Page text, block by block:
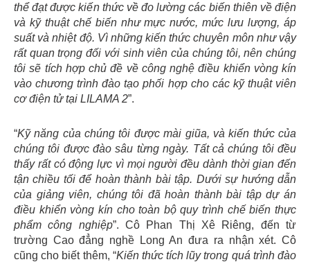
thể đạt được kiến ​​thức về đo lường các biến thiên về điện
và kỹ thuật chế biến như mực nước, mức lưu lượng, áp
suất và nhiệt độ. Vì những kiến thức chuyên môn như vậy
rất quan trọng đối với sinh viên của chúng tôi, nên chúng
tôi sẽ tích hợp chủ đề về công nghệ điều khiển vòng kín
vào chương trình đào tạo phối hợp cho các kỹ thuật viên
cơ điện tử tại LILAMA 2”.
“Kỹ năng của chúng tôi được mài giũa, và kiến ​​thức của
chúng tôi được đào sâu từng ngày. Tất cả chúng tôi đều
thấy rất có động lực vì mọi người đều dành thời gian đến
tận chiều tối để hoàn thành bài tập. Dưới sự hướng dẫn
của giảng viên, chúng tôi đã hoàn thành bài tập dự án
điều khiển vòng kín cho toàn bộ quy trình chế biến thực
phẩm công nghiệp”. Cô Phan Thị Xê Riêng, đến từ
trường Cao đẳng nghề Long An đưa ra nhận xét. Cô
cũng cho biết thêm, “Kiến thức tích lũy trong quá trình đào